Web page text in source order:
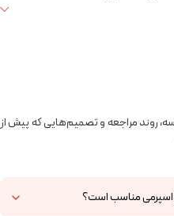
روند مراجعه و تصمیم‌هایی که پیش از